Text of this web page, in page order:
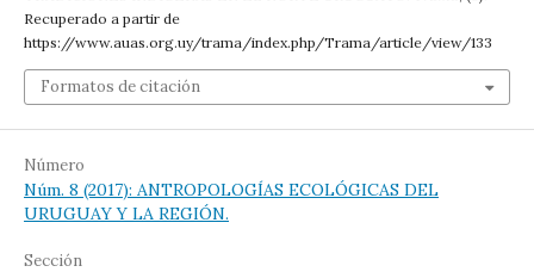
Recuperado a partir de
https://www.auas.org.uy/trama/index.php/Trama/article/view/133
Formatos de citación
Número
Núm. 8 (2017): ANTROPOLOGÍAS ECOLÓGICAS DEL
URUGUAY Y LA REGIÓN.
Sección